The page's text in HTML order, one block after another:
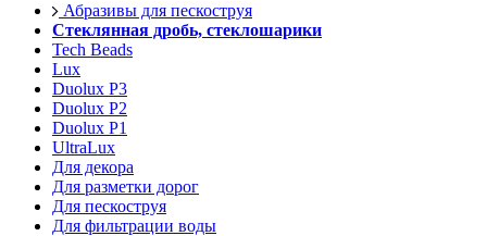
Абразивы для пескоструя
Стеклянная дробь, стеклошарики
Tech Beads
Lux
Duolux P3
Duolux P2
Duolux P1
UltraLux
Для декора
Для разметки дорог
Для пескоструя
Для фильтрации воды